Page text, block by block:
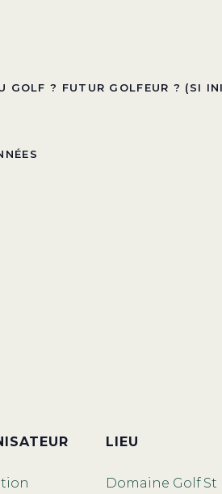
GOLF ? FUTUR GOLFEUR ? (SI
LIEU
Domaine Golf St